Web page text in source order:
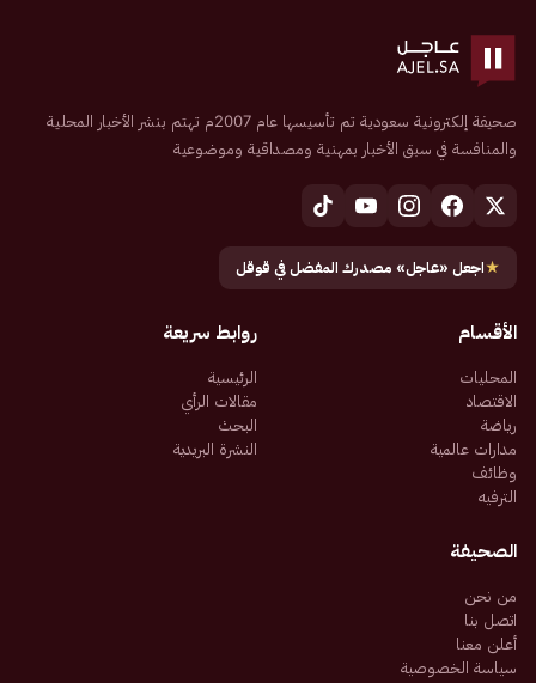
صحيفة إلكترونية سعودية تم تأسيسها عام 2007م تهتم بنشر الأخبار المحلية
والمنافسة في سبق الأخبار بمهنية ومصداقية وموضوعية
★اجعل «عاجل» مصدرك المفضل في قوقل
الأقسام
المحليات
الاقتصاد
رياضة
مدارات عالمية
وظائف
الترفيه
روابط سريعة
الرئيسية
مقالات الرأي
البحث
النشرة البريدية
الصحيفة
من نحن
اتصل بنا
أعلن معنا
سياسة الخصوصية